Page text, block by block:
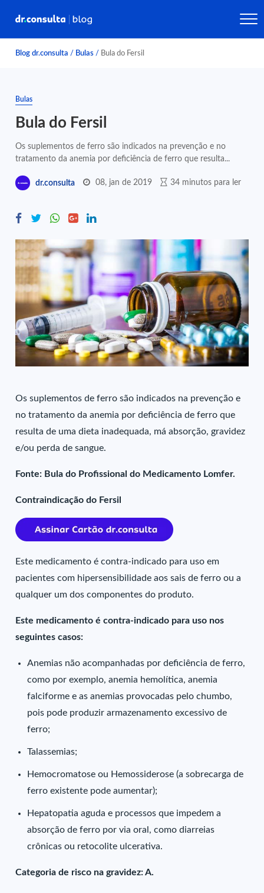
Blog dr.consulta / Bulas / Bula do Fersil
Bulas
Bula do Fersil
Os suplementos de ferro são indicados na prevenção e no
tratamento da anemia por deficiência de ferro que resulta...
dr.consulta 08, jan de 2019 34 minutos para ler
Os suplementos de ferro são indicados na prevenção e
no tratamento da anemia por deficiência de ferro que
resulta de uma dieta inadequada, má absorção, gravidez
e/ou perda de sangue.
Fonte: Bula do Profissional do Medicamento Lomfer.
Contraindicação do Fersil
Este medicamento é contra-indicado para uso em
pacientes com hipersensibilidade aos sais de ferro ou a
qualquer um dos componentes do produto.
Este medicamento é contra-indicado para uso nos
seguintes casos:
Anemias não acompanhadas por deficiência de ferro,
como por exemplo, anemia hemolítica, anemia
falciforme e as anemias provocadas pelo chumbo,
pois pode produzir armazenamento excessivo de
ferro;
Talassemias;
Hemocromatose ou Hemossiderose (a sobrecarga de
ferro existente pode aumentar);
Hepatopatia aguda e processos que impedem a
absorção de ferro por via oral, como diarreias
crônicas ou retocolite ulcerativa.
Categoria de risco na gravidez: A.